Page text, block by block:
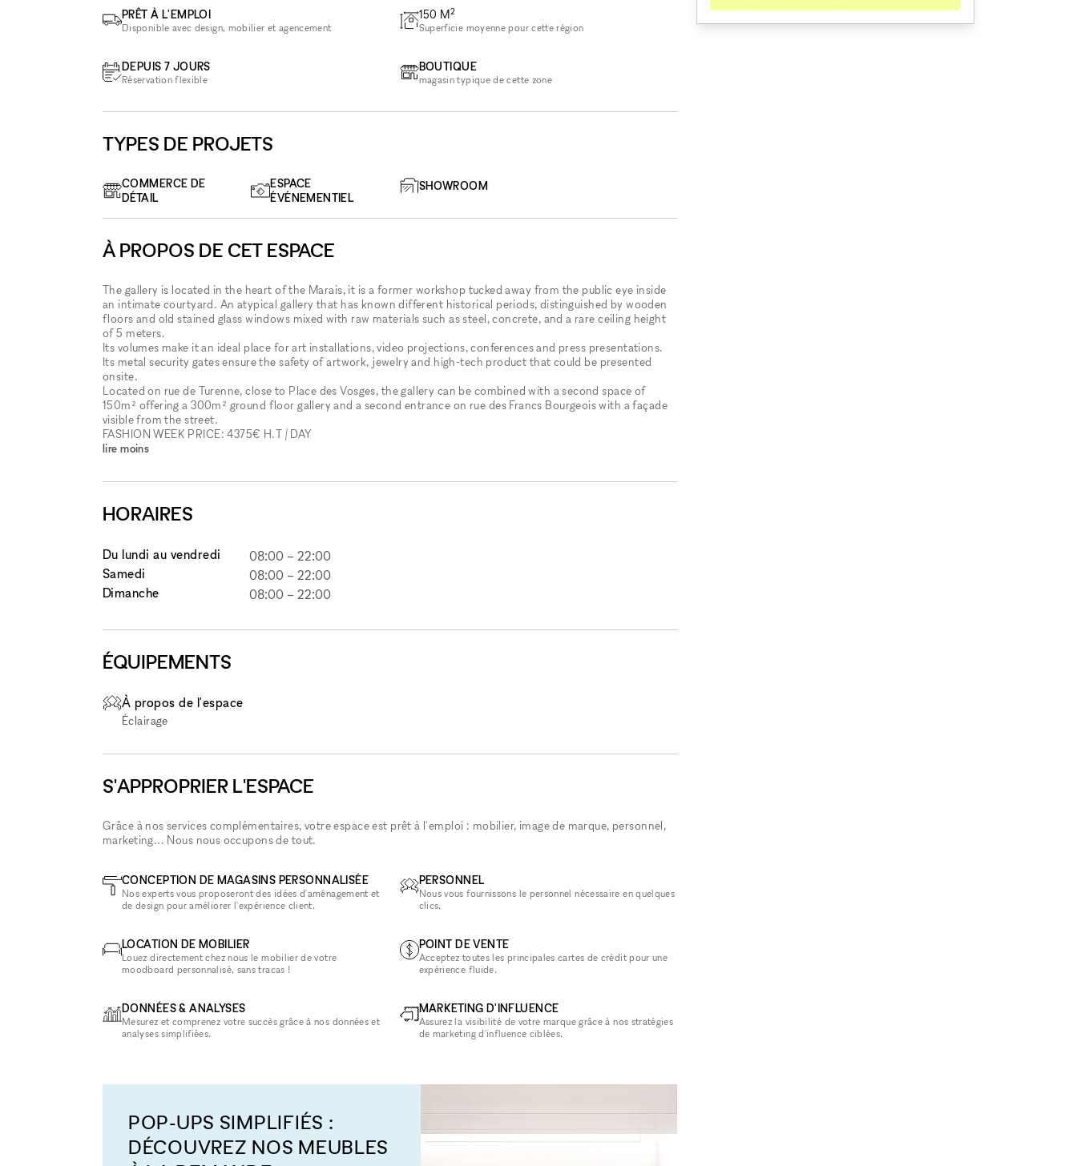
PRÊT À L'EMPLOI
Disponible avec design, mobilier et agencement
DEPUIS 7 JOURS
Réservation flexible
150 M2
Superficie moyenne pour cette région
BOUTIQUE
magasin typique de cette zone
TYPES DE PROJETS
COMMERCE DE
DÉTAIL
ESPACE
ÉVÉNEMENTIEL
SHOWROOM
À PROPOS DE CET ESPACE
The gallery is located in the heart of the Marais, it is a former workshop tucked away from the public eye inside
an intimate courtyard. An atypical gallery that has known different historical periods, distinguished by wooden
floors and old stained glass windows mixed with raw materials such as steel, concrete, and a rare ceiling height
of 5 meters.
Its volumes make it an ideal place for art installations, video projections, conferences and press presentations.
Its metal security gates ensure the safety of artwork, jewelry and high-tech product that could be presented
onsite.
Located on rue de Turenne, close to Place des Vosges, the gallery can be combined with a second space of
150m² offering a 300m² ground floor gallery and a second entrance on rue des Francs Bourgeois with a façade
visible from the street.
FASHION WEEK PRICE: 4375€ H.T / DAY
lire moins
HORAIRES
Du lundi au vendredi 08:00 –22:00
Samedi
08:00 –22:00
Dimanche
08:00 –22:00
ÉQUIPEMENTS
À propos de l'espace
Éclairage
S'APPROPRIER L'ESPACE
Grâce à nos services complémentaires, votre espace est prêt à l'emploi : mobilier, image de marque, personnel,
marketing... Nous nous occupons de tout.
CONCEPTION DE MAGASINS PERSONNALISÉE
Nos experts vous proposeront des idées d'aménagement et
de design pour améliorer l'expérience client.
LOCATION DE MOBILIER
Louez directement chez nous le mobilier de votre
moodboard personnalisé, sans tracas !
DONNÉES & ANALYSES
Mesurez et comprenez votre succès grâce à nos données et
analyses simplifiées.
PERSONNEL
Nous vous fournissons le personnel nécessaire en quelques
clics.
POINT DE VENTE
Acceptez toutes les principales cartes de crédit pour une
expérience fluide.
MARKETING D'INFLUENCE
Assurez la visibilité de votre marque grâce à nos stratégies
de marketing d'influence ciblées.
POP-UPS SIMPLIFIÉS :
DÉCOUVREZ NOS MEUBLES